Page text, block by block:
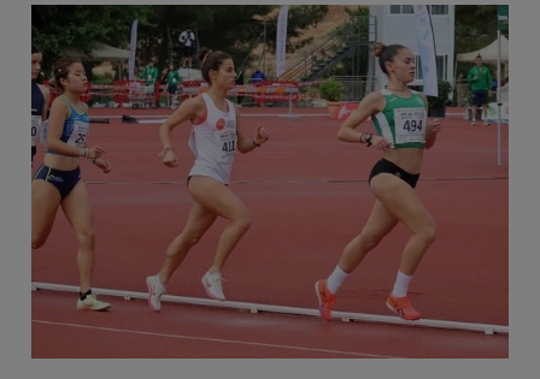
Imagen